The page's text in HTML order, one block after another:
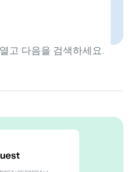
experience of
ecosystem is
token, a universal
as both a utility
It is used to
within the network,
and participate in
Users can also
to earn rewards
고 다음을 검색하세요.